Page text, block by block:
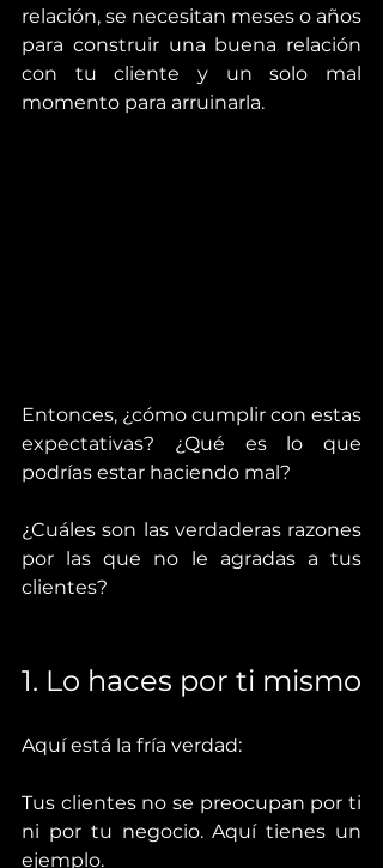
relación, se necesitan meses o años
para construir una buena relación
con tu cliente y un solo mal
momento para arruinarla.
Entonces, ¿cómo cumplir con estas
expectativas? ¿Qué es lo que
podrías estar haciendo mal?
¿Cuáles son las verdaderas razones
por las que no le agradas a tus
clientes?
1. Lo haces por ti mismo
Aquí está la fría verdad:
Tus clientes no se preocupan por ti
ni por tu negocio. Aquí tienes un
ejemplo.